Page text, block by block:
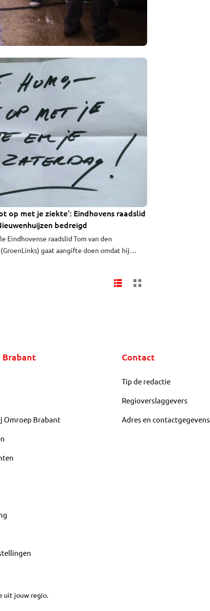
op met je ziekte': Eindhovens raadslid
bedreigd
Eindhovense raadslid Tom van den
gaat aangifte doen omdat hij
op het briefje dat donderdagochtend bij hem
Brabant
Omroep Brabant
Contact
Tip de redactie
Regioverslaggevers
Adres en contactgegevens
uit jouw regio.